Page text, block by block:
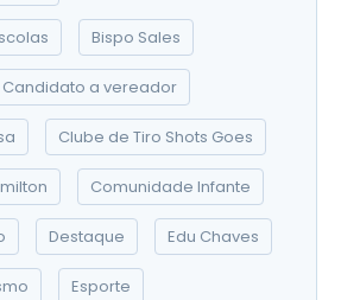
Bispo Sales
Candidato a vereador
Clube de Tiro Shots Goes
Comunidade Infante
Destaque Edu Chaves
Esporte